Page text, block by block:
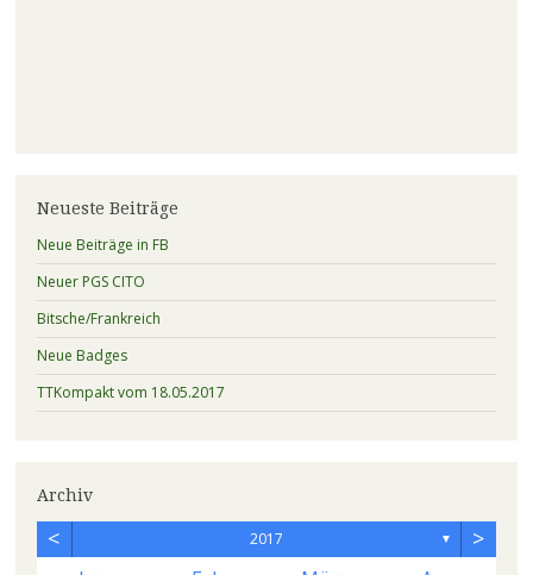
Neueste Beiträge
Neue Beiträge in FB
Neuer PGS CITO
Bitsche/Frankreich
Neue Badges
TTKompakt vom 18.05.2017
Archiv
< 2017 ▼ >